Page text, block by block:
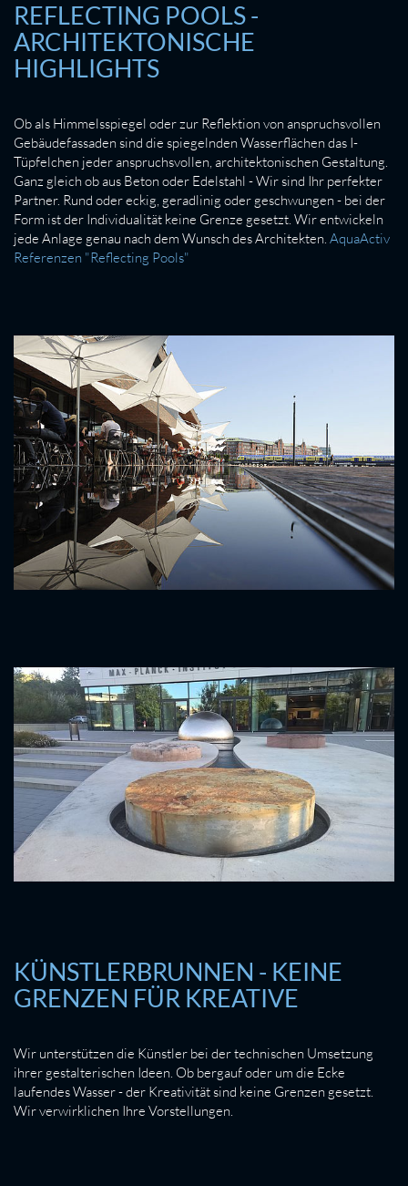
REFLECTING POOLS -
ARCHITEKTONISCHE
HIGHLIGHTS
Ob als Himmelsspiegel oder zur Reflektion von anspruchsvollen
Gebäudefassaden sind die spiegelnden Wasserflächen das I-
Tüpfelchen jeder anspruchsvollen, architektonischen Gestaltung.
Ganz gleich ob aus Beton oder Edelstahl - Wir sind Ihr perfekter
Partner. Rund oder eckig, geradlinig oder geschwungen - bei der
Form ist der Individualität keine Grenze gesetzt. Wir entwickeln
jede Anlage genau nach dem Wunsch des Architekten. AquaActiv
Referenzen "Reflecting Pools"
KÜNSTLERBRUNNEN - KEINE
GRENZEN FÜR KREATIVE
Wir unterstützen die Künstler bei der technischen Umsetzung
ihrer gestalterischen Ideen. Ob bergauf oder um die Ecke
laufendes Wasser - der Kreativität sind keine Grenzen gesetzt.
Wir verwirklichen Ihre Vorstellungen.